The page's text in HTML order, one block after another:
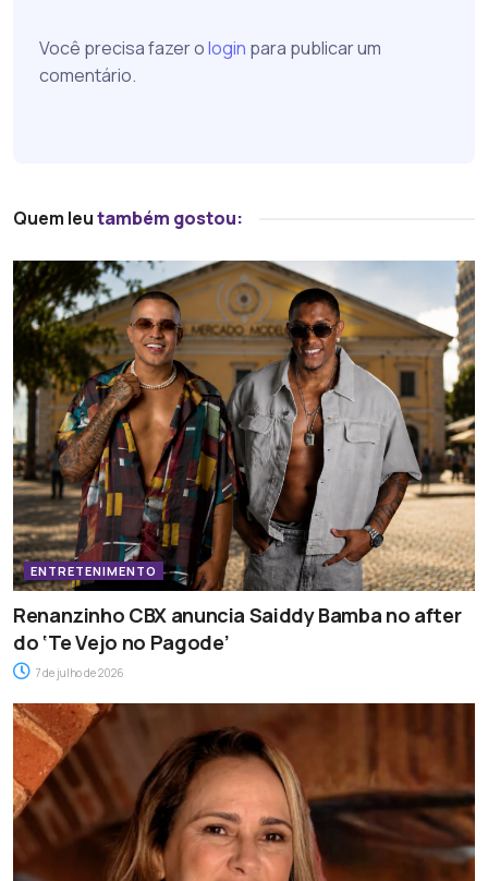
Você precisa fazer ologin para publicar um
comentário.
Quem leutambém gostou:
ENTRETENIMENTO
Renanzinho CBX anuncia Saiddy Bamba no after
do ‘Te Vejo no Pagode’
7 de julho de 2026